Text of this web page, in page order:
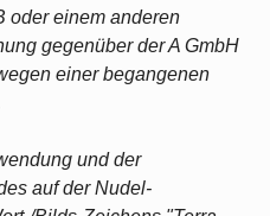
oder einem anderen
gegenüber der A GmbH
einer begangenen
und der
auf der Nudel-